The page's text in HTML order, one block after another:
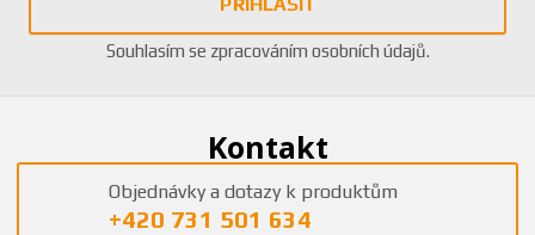
PŘIHLÁSIT
Souhlasím se zpracováním osobních údajů.
Kontakt
Objednávky a dotazy k produktům
+420 731 501 634